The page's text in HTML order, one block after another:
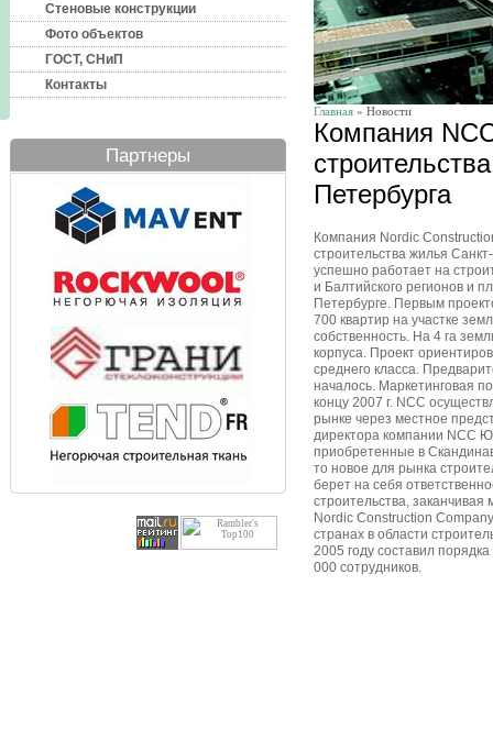
Стеновые конструкции
Фото объектов
ГОСТ, СНиП
Контакты
Партнеры
Главная » Новости
Компания
Петербурга
Компания Nordic
строительства жилья
успешно работает на
и Балтийского регионов и
Петербурге. Первым
700 квартир на участке
собственность. На 4 га
корпуса. Проект
среднего класса.
началось. Маркетинговая
концу 2007 г. NCC
рынке через местное
директора компании NCC
приобретенные в
то новое для рынка
берет на себя
строительства,
Nordic Construction
странах в области
2005 году составил
000 сотрудников.